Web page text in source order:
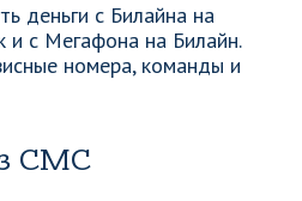
деньги с Билайна на
и с Мегафона на Билайн.
номера, команды и
СМС